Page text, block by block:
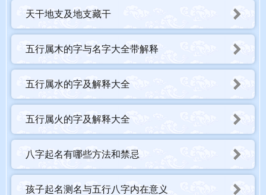
天干地支及地支藏干
五行属木的字与名字大全带解释
五行属水的字及解释大全
五行属火的字及解释大全
八字起名有哪些方法和禁忌
孩子起名测名与五行八字内在意义